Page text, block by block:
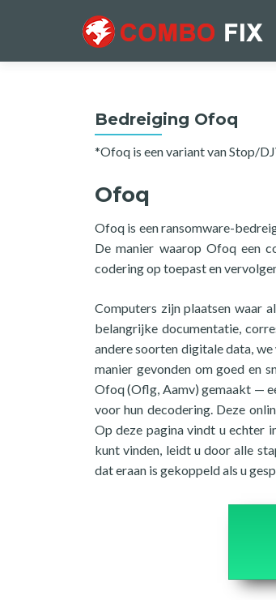
Bedreiging Ofoq
*Ofoq is een variant van Stop/
Ofoq
Ofoq is een ransomware-
De manier waarop Ofoq een
codering op toepast en
Computers zijn plaatsen waar
belangrijke documentatie,
andere soorten digitale data,
manier gevonden om goed en
Ofoq (Oflg, Aamv) gemaakt —
voor hun decodering. Deze
Op deze pagina vindt u echter
kunt vinden, leidt u door alle
dat eraan is gekoppeld als u